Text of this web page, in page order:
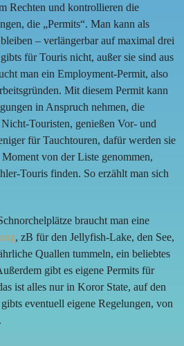
Rechten und kontrollieren die
die „Permits“. Man kann als
– verlängerbar auf maximal drei
für Touris nicht, außer sie sind aus
man ein Employment-Permit, also
Mit diesem Permit kann
in Anspruch nehmen, die
Touristen, genießen Vor- und
für Tauchtouren, dafür werden sie
von der Liste genommen,
Touris finden. So erzählt man sich
braucht man eine
, zB für den Jellyfish-Lake, den See,
Quallen tummeln, ein beliebtes
gibt es eigene Permits für
ist alles nur in Koror State, auf den
eventuell eigene Regelungen, von